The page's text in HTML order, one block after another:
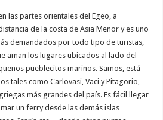
las partes orientales del Egeo, a
de la costa de Asia Menor y es uno
demandados por todo tipo de turistas,
aman los lugares ubicados al lado del
pueblecitos marinos. Samos, está
tales como Carlovasi, Vaci y Pitagorio,
más grandes del país. Es fácil llegar
un ferry desde las demás islas